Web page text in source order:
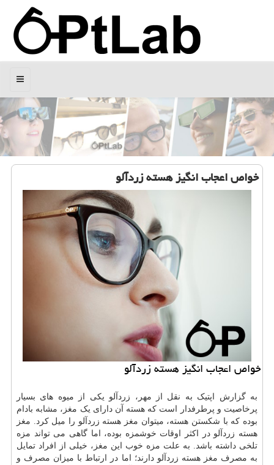
منو
خواص اعجاب انگیز هسته زردآلو
خواص اعجاب انگیز هسته زردآلو
به گزارش اپتیک به نقل از مهر، زردآلو یکی از میوه های بسیار
پرخاصیت و پرطرفدار است که هسته آن دارای یک مغز، مشابه بادام
بوده که با شکستن هسته، میتوان مغز هسته زردآلو را میل کرد. مغز
هسته زردآلو در اکثر اوقات خوشمزه بوده، اما گاهی می تواند مزه
تلخی داشته باشد. به علت مزه خوب این مغز، خیلی از افراد تمایل
به مصرف مغز هسته زردآلو دارند؛ اما در ارتباط با میزان مصرف و